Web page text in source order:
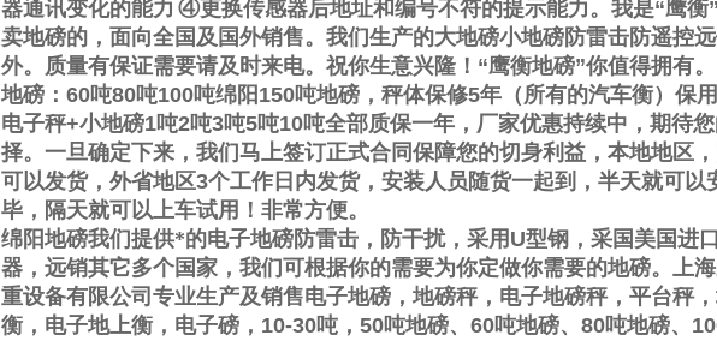
器通讯变化的能力 ④更换传感器后地址和编号不符的提示能力。我是“鹰衡”
卖地磅的，面向全国及国外销售。我们生产的大地磅小地磅防雷击防遥控
外。质量有保证需要请及时来电。祝你生意兴隆！ “鹰衡地磅”你值得拥有
地磅： 60吨80吨100吨绵阳 150吨地磅，秤体保修5年（所有的汽车衡）保用
电子秤+小地磅1吨2吨3吨5吨10吨全部质保一年，厂家优惠持续中，期待
择。一旦确定下来，我们马上签订正式合同保障您的切身利益，本地地区
可以发货，外省地区3个工作日内发货，安装人员随货一起到，半天就可以
毕，隔天就可以上车试用！非常方便。
绵阳地磅我们提供*的电子地磅防雷击，防干扰，采用 U型钢，采国美国进
器，远销其它多个国家，我们可根据你的需要为你定做你需要的地磅。上
重设备有限公司专业生产及销售电子地磅，地磅秤，电子地磅秤，平台秤
衡，电子地上衡，电子磅， 10-30吨， 50吨地磅、 60吨地磅、 80吨地磅、